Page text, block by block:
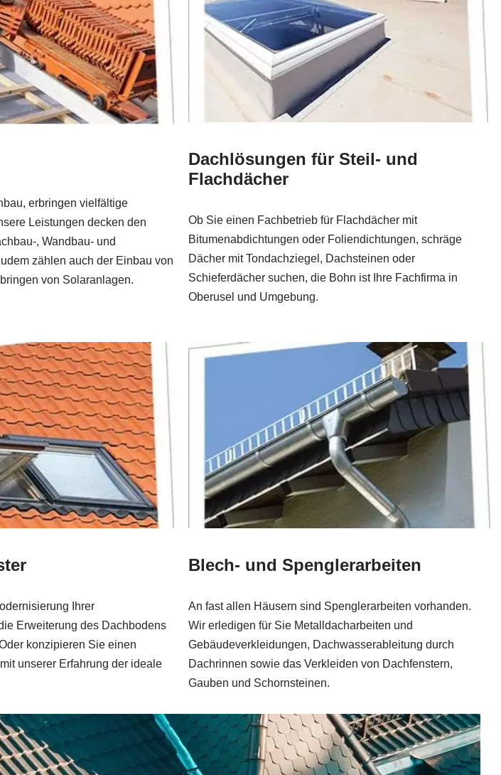
erbringen vielfältige
Leistungen decken den
, Wandbau- und
zählen auch der Einbau von
von Solaranlagen.
Dachlösungen für Steil- und
Flachdächer
Ob Sie einen Fachbetrieb für Flachdächer mit
Bitumenabdichtungen oder Foliendichtungen, schräge
Dächer mit Tondachziegel, Dachsteinen oder
Schieferdächer suchen, die Bohn ist Ihre Fachfirma in
Oberusel und Umgebung.
Ihrer
Erweiterung des Dachbodens
konzipieren Sie einen
unserer Erfahrung der ideale
Blech- und Spenglerarbeiten
An fast allen Häusern sind Spenglerarbeiten vorhanden.
Wir erledigen für Sie Metalldacharbeiten und
Gebäudeverkleidungen, Dachwasserableitung durch
Dachrinnen sowie das Verkleiden von Dachfenstern,
Gauben und Schornsteinen.